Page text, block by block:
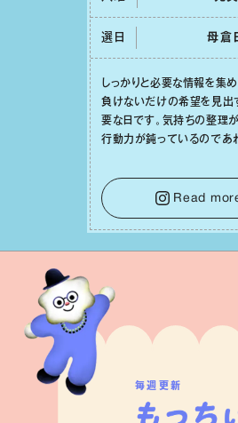
選日 ⺟倉
しっかりと必要な情報を集
負けないだけの希望を⾒出
要な⽇です。気持ちの整理
⾏動⼒が鈍っているのであ
を踏み出すのに役⽴つはず
意味での「癒し」や「治療」
もあり、特に⼈間関係の改
つです。
Read
毎週更新